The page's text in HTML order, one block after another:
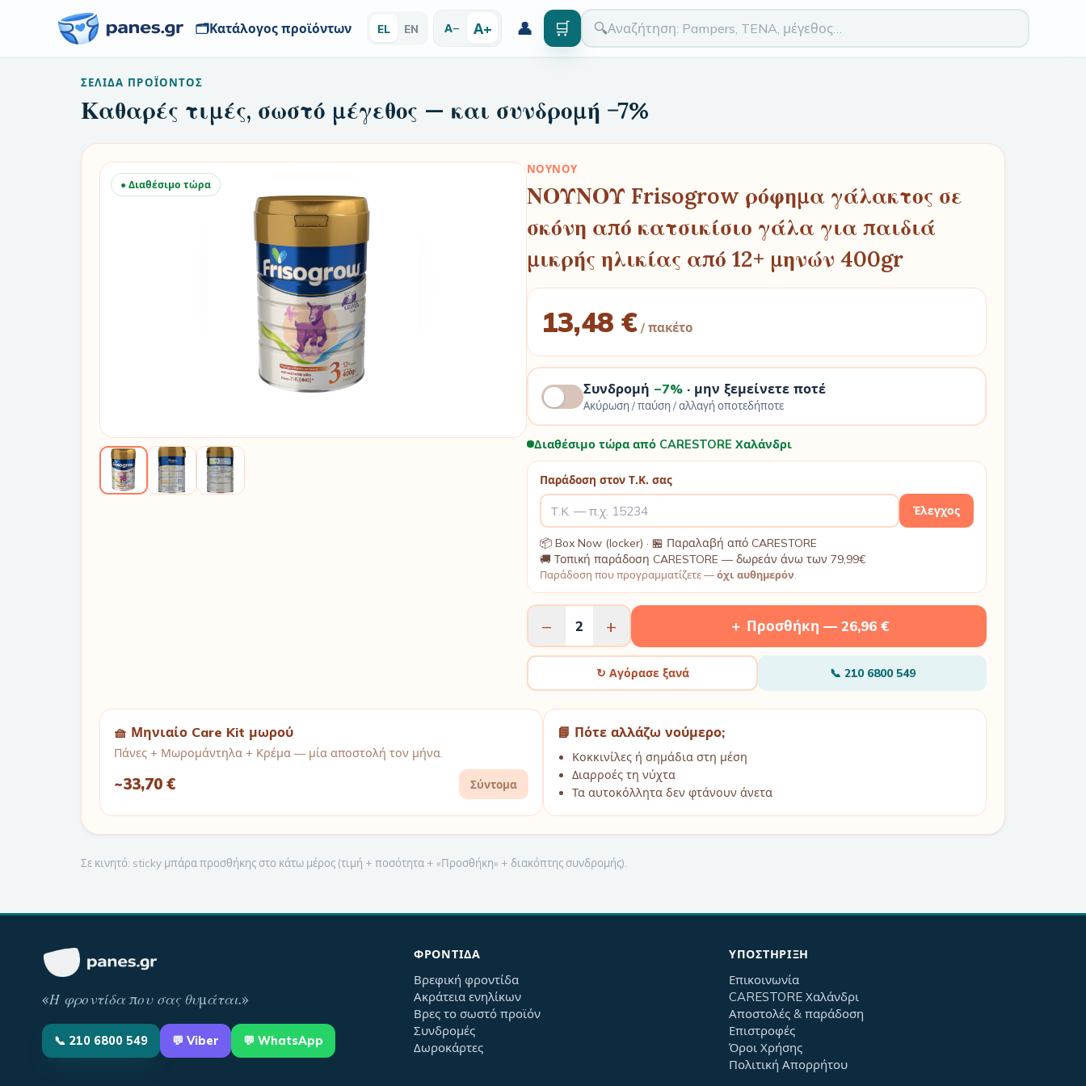
🔍
🗂️Κατάλογος προϊόντων EL EN Α− Α+ 👤 🛒
ΣΕΛΊΔΑ ΠΡΟΪΌΝΤΟΣ
Καθαρές τιμές, σωστό μέγεθος — και συνδρομή −7%
● Διαθέσιμο τώρα
ΝΟΥΝΟΥ
ΝΟΥΝΟΥ Frisogrow ρόφημα γάλακτος σε
σκόνη από κατσικίσιο γάλα για παιδιά
μικρής ηλικίας από 12+ μηνών 400gr
13,48 € / πακέτο
Συνδρομή −7%· μην ξεμείνετε ποτέ
Ακύρωση / παύση / αλλαγή οποτεδήποτε
Διαθέσιμο τώρα από CARESTORE Χαλάνδρι
Παράδοση στον Τ.Κ. σας
Έλεγχος
📦 Box Now (locker) · 🏪 Παραλαβή από CARESTORE
🚚 Τοπική παράδοση CARESTORE — δωρεάν άνω των 79,99€
Παράδοση που προγραμματίζετε —όχι αυθημερόν.
− 2 + ＋ Προσθήκη — 26,96 €
↻ Αγόρασε ξανά 📞 210 6800 549
🧺 Μηνιαίο Care Kit μωρού
Πάνες + Μωρομάντηλα + Κρέμα — μία αποστολή τον μήνα.
~33,70 € Σύντομα
📘 Πότε αλλάζω νούμερο;
Κοκκινίλες ή σημάδια στη μέση
Διαρροές τη νύχτα
Τα αυτοκόλλητα δεν φτάνουν άνετα
Σε κινητό: sticky μπάρα προσθήκης στο κάτω μέρος (τιμή + ποσότητα + «Προσθήκη» + διακόπτης συνδρομής).
«Η φροντίδα που σας θυμάται.»
📞 210 6800 549 💬 Viber 💬 WhatsApp
ΦΡΟΝΤΊΔΑ
Βρεφική φροντίδα
Ακράτεια ενηλίκων
Βρες το σωστό προϊόν
Συνδρομές
Δωροκάρτες
ΥΠΟΣΤΉΡΙΞΗ
Επικοινωνία
CARESTORE Χαλάνδρι
Αποστολές & παράδοση
Επιστροφές
Όροι Χρήσης
Πολιτική Απορρήτου